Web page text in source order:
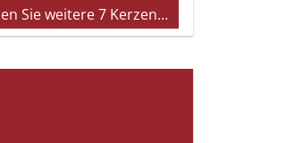
Sie weitere 7 Kerzen…